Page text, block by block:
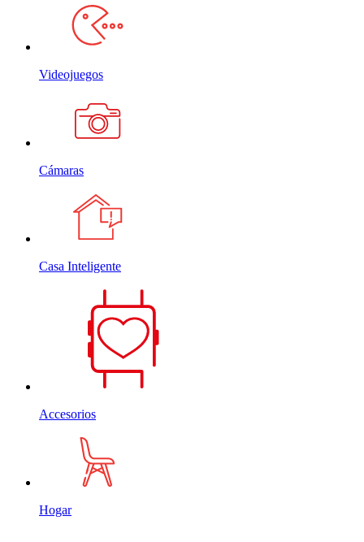
Videojuegos
Cámaras
Casa Inteligente
Accesorios
Hogar